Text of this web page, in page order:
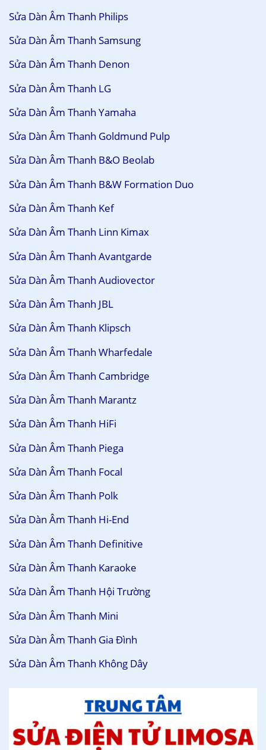
Sửa Dàn Âm Thanh Philips
Sửa Dàn Âm Thanh Samsung
Sửa Dàn Âm Thanh Denon
Sửa Dàn Âm Thanh LG
Sửa Dàn Âm Thanh Yamaha
Sửa Dàn Âm Thanh Goldmund Pulp
Sửa Dàn Âm Thanh B&O Beolab
Sửa Dàn Âm Thanh B&W Formation Duo
Sửa Dàn Âm Thanh Kef
Sửa Dàn Âm Thanh Linn Kimax
Sửa Dàn Âm Thanh Avantgarde
Sửa Dàn Âm Thanh Audiovector
Sửa Dàn Âm Thanh JBL
Sửa Dàn Âm Thanh Klipsch
Sửa Dàn Âm Thanh Wharfedale
Sửa Dàn Âm Thanh Cambridge
Sửa Dàn Âm Thanh Marantz
Sửa Dàn Âm Thanh HiFi
Sửa Dàn Âm Thanh Piega
Sửa Dàn Âm Thanh Focal
Sửa Dàn Âm Thanh Polk
Sửa Dàn Âm Thanh Hi-End
Sửa Dàn Âm Thanh Definitive
Sửa Dàn Âm Thanh Karaoke
Sửa Dàn Âm Thanh Hội Trường
Sửa Dàn Âm Thanh Mini
Sửa Dàn Âm Thanh Gia Đình
Sửa Dàn Âm Thanh Không Dây